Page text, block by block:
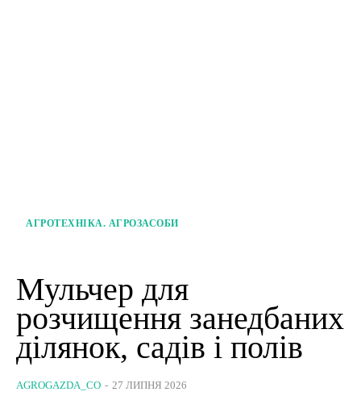
АГРОТЕХНІКА. АГРОЗАСОБИ
Мульчер для
розчищення занедбаних
ділянок, садів і полів
AGROGAZDA_CO - 27 ЛИПНЯ 2026